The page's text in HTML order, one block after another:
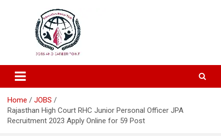
Education Portal
Home
JOBS
Rajasthan High Court RHC Junior Personal Officer JPA
Recruitment 2023 Apply Online for 59 Post